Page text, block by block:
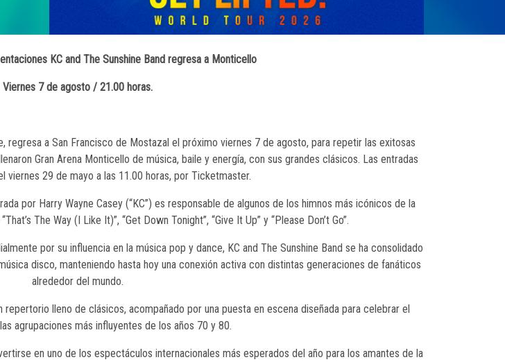
KC and The Sunshine Band regresa a Monticello
Viernes 7 de agosto / 21.00 horas.
regresa a San Francisco de Mostazal el próximo viernes 7 de agosto, para repetir las exitosas
Gran Arena Monticello de música, baile y energía, con sus grandes clásicos. Las entradas
viernes 29 de mayo a las 11.00 horas, por Ticketmaster.
por Harry Wayne Casey (“KC”) es responsable de algunos de los himnos más icónicos de la
The Way (I Like It)”, “Get Down Tonight”, “Give It Up” y “Please Don’t Go”.
por su influencia en la música pop y dance, KC and The Sunshine Band se ha consolidado
disco, manteniendo hasta hoy una conexión activa con distintas generaciones de fanáticos
alrededor del mundo.
lleno de clásicos, acompañado por una puesta en escena diseñada para celebrar el
agrupaciones más influyentes de los años 70 y 80.
en uno de los espectáculos internacionales más esperados del año para los amantes de la